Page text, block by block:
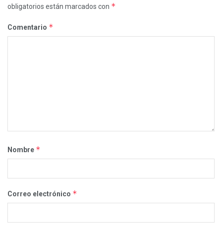
obligatorios están marcados con *
Comentario *
Nombre *
Correo electrónico *